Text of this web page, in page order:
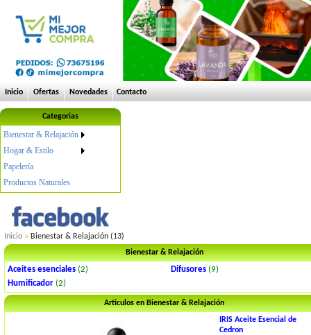
Inicio Ofertas Novedades Contacto
Categorias
Bienestar & Relajación
Hogar & Estilo
Papelería
Productos Naturales
Inicio » Bienestar & Relajación (13)
Bienestar & Relajación
Aceites esenciales (2) Difusores (9)
Humificador (2)
Articulos en Bienestar & Relajación
IRIS Aceite Esencial de
Cedron